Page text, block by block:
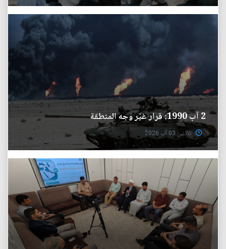
2 آب 1990: قرار غيّر وجه المنطقة
الأثنين 03 آب 2026